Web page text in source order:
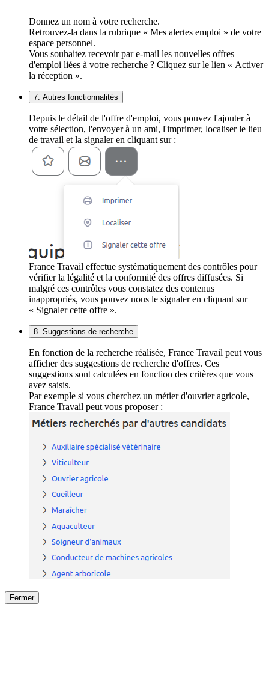
Donnez un nom à votre recherche.
Retrouvez-la dans la rubrique « Mes alertes emploi » de votre
espace personnel.
Vous souhaitez recevoir par e-mail les nouvelles offres
d'emploi liées à votre recherche ? Cliquez sur le lien « Activer
la réception ».
7. Autres fonctionnalités
Depuis le détail de l'offre d'emploi, vous pouvez l'ajouter à
votre sélection, l'envoyer à un ami, l'imprimer, localiser le lieu
de travail et la signaler en cliquant sur :
France Travail effectue systématiquement des contrôles pour
vérifier la légalité et la conformité des offres diffusées. Si
malgré ces contrôles vous constatez des contenus
inappropriés, vous pouvez nous le signaler en cliquant sur
« Signaler cette offre ».
8. Suggestions de recherche
En fonction de la recherche réalisée, France Travail peut vous
afficher des suggestions de recherche d'offres. Ces
suggestions sont calculées en fonction des critères que vous
avez saisis.
Par exemple si vous cherchez un métier d'ouvrier agricole,
France Travail peut vous proposer :
Fermer